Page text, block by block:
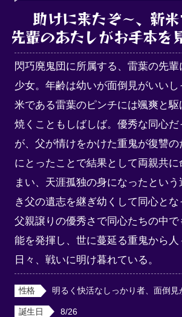
助けに来たぞ～、新米
先輩のあたしがお手本を
閃巧廃鬼団に所属する、雷葉の先
少女。年齢は幼いが面倒見がいい
米である雷葉のピンチには颯爽と
焼くこともしばしば。優秀な同心だ
が、父が情けをかけた重鬼が復讐
にとったことで結果として両親共に
まい、天涯孤独の身になったとい
き父の遺志を継ぎ幼くして同心とな
父親譲りの優秀さで同心たちの中
能を発揮し、世に蔓延る重鬼から人
日々、戦いに明け暮れている。
性格 明るく快活なしっかり者、面倒
誕生日 8/26